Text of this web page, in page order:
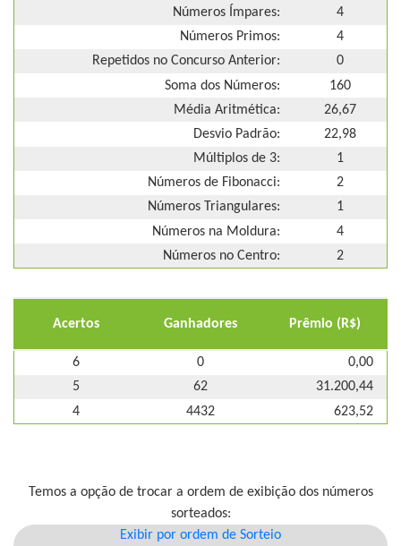
Números Ímpares:
4
Números Primos:
4
Repetidos no Concurso Anterior:
0
Soma dos Números:
160
Média Aritmética:
26,67
Desvio Padrão:
22,98
Múltiplos de 3:
1
Números de Fibonacci:
2
Números Triangulares:
1
Números na Moldura:
4
Números no Centro:
2
Acertos Ganhadores Prêmio (R$)
6 0
0,00
5
62
31.200,44
4
4432 623,52
Temos a opção de trocar a ordem de exibição dos números
sorteados:
Exibir por ordem de Sorteio